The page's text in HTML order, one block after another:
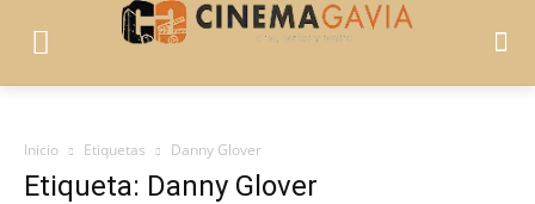
Inicio Etiquetas Danny Glover
Etiqueta: Danny Glover